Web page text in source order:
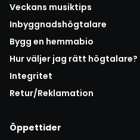
Veckans musiktips
Inbyggnadshögtalare
Bygg en hemmabio
Hur väljer jag rätt högtalare?
Integritet
Retur/Reklamation
Öppettider